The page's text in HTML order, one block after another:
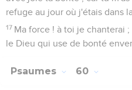
7 Galaad est à moi, et
force de ma tête ; Juda est
8 Moab est le bassin où je me
Qui me conduira dans la